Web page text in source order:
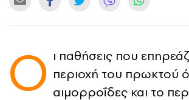
SPORTS
CONTACT
ADVERTISE
Ο ι παθήσεις που
περιοχή του πρωκτού
αιμορροΐδες και το